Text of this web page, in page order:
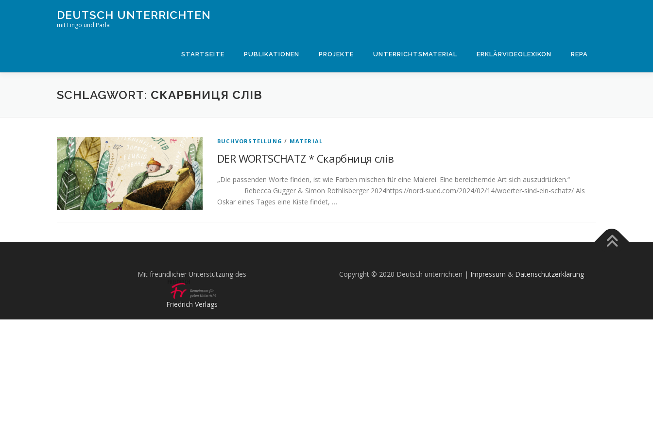
DEUTSCH UNTERRICHTEN
mit Lingo und Parla
STARTSEITE PUBLIKATIONEN PROJEKTE UNTERRICHTSMATERIAL ERKLÄRVIDEOLEXIKON REPA
SCHLAGWORT: СКАРБНИЦЯ СЛІВ
BUCHVORSTELLUNG / MATERIAL
DER WORTSCHATZ * Скарбниця слів
„Die passenden Worte finden, ist wie Farben mischen für eine Malerei. Eine bereichernde Art sich auszudrücken.“
Rebecca Gugger & Simon Röthlisberger 2024https://nord-sued.com/2024/02/14/woerter-sind-ein-schatz/ Als
Oskar eines Tages eine Kiste findet, …
Mit freundlicher Unterstützung des
Friedrich Verlags
Copyright © 2020 Deutsch unterrichten | Impressum & Datenschutzerklärung